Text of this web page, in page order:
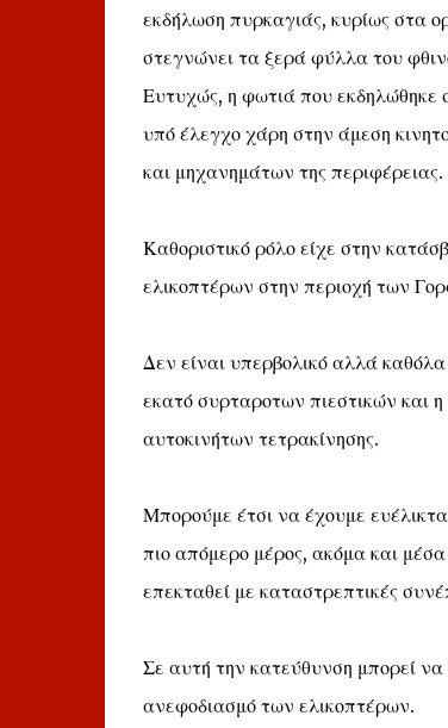
εκδήλωση πυρκαγιάς, κυρίως στα
στεγνώνει τα ξερά φύλλα του
Ευτυχώς, η φωτιά που εκδηλώθηκε
υπό έλεγχο χάρη στην άμεση
και μηχανημάτων της περιφέρειας.
Καθοριστικό ρόλο είχε στην
ελικοπτέρων στην περιοχή των
Δεν είναι υπερβολικό αλλά
εκατό συρταροτων πιεστικών και
αυτοκινήτων τετρακίνησης.
Μπορούμε έτσι να έχουμε
πιο απόμερο μέρος, ακόμα και
επεκταθεί με καταστρεπτικές
Σε αυτή την κατεύθυνση μπορεί
ανεφοδιασμό των ελικοπτέρων.